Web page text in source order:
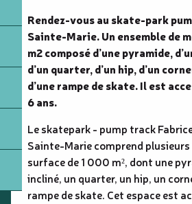
Rendez-vous au skate-park
Sainte-Marie. Un ensemble de
m2 composé d’une pyramide,
d’un quarter, d’un hip, d’un
d’une rampe de skate. Il est
6 ans.
Le skatepark - pump track
Sainte-Marie comprend
surface de 1 000 m², dont une
incliné, un quarter, un hip, un
rampe de skate. Cet espace est